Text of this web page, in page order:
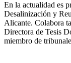
En la actualidad es
Desalinización y
Alicante. Colabora
Directora de Tesis
miembro de